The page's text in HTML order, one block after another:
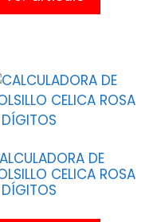
DE
CELICA ROSA